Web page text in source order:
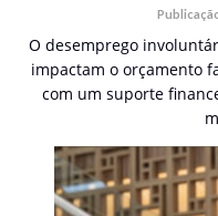
O desemprego
impactam o orçamento
com um suporte